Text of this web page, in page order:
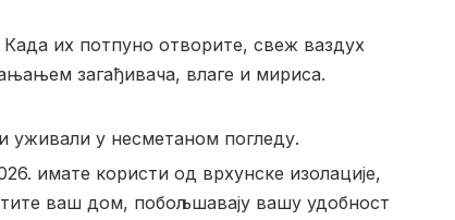
их потпуно отворите, свеж ваздух
загађивача, влаге и мириса.
уживали у несметаном погледу.
имате користи од врхунске изолације,
ваш дом, побољшавају вашу удобност